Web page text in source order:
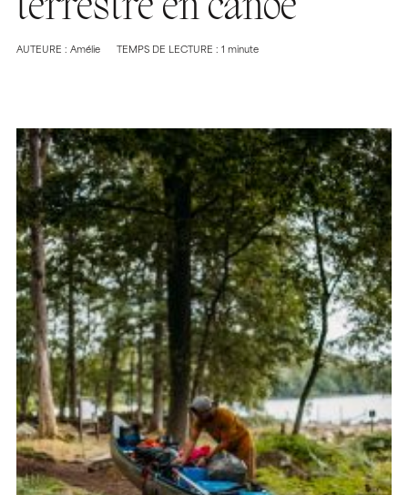
terrestre en canoë
AUTEURE : Amélie TEMPS DE LECTURE : 1 minute